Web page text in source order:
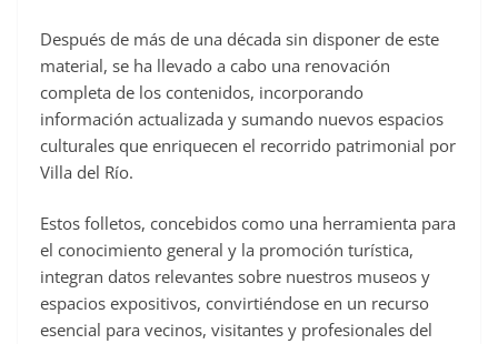
k
Después de más de una década sin disponer de este
material, se ha llevado a cabo una renovación
completa de los contenidos, incorporando
información actualizada y sumando nuevos espacios
culturales que enriquecen el recorrido patrimonial por
Villa del Río.
Estos folletos, concebidos como una herramienta para
el conocimiento general y la promoción turística,
integran datos relevantes sobre nuestros museos y
espacios expositivos, convirtiéndose en un recurso
esencial para vecinos, visitantes y profesionales del